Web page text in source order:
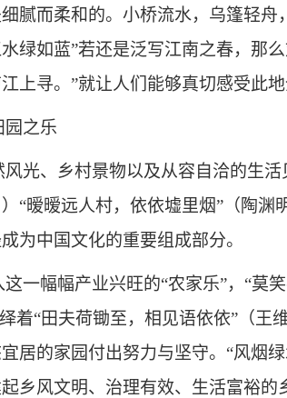
腻而柔和的。小桥流水，乌篷轻
绿如蓝”若还是泛写江南之春，那
上寻。”就让人们能够真切感受此
园之乐
风光、乡村景物以及从容自洽的生
“暧暧远人村，依依墟里烟”（陶
为中国文化的重要组成部分。
这一幅幅产业兴旺的“农家乐”，“莫
着“田夫荷锄至，相见语依依”（王
居的家园付出努力与坚守。“风烟
乡风文明、治理有效、生活富裕